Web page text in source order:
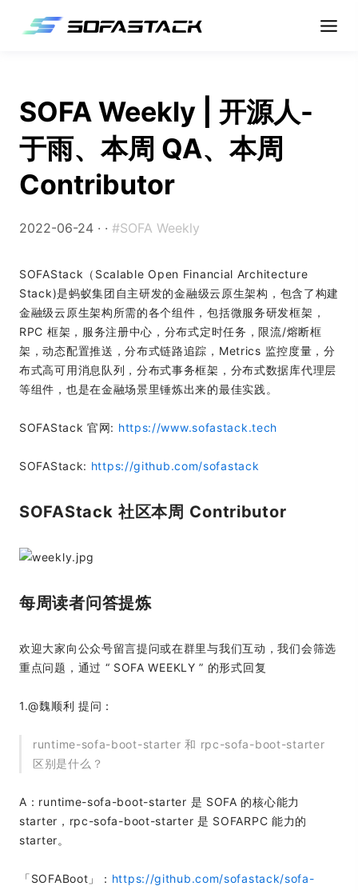
SOFA Weekly | 开源人-
于雨、本周 QA、本周
Contributor
2022-06-24 · · #SOFA Weekly
SOFAStack（Scalable Open Financial Architecture
Stack)是蚂蚁集团自主研发的金融级云原生架构，包含了构建
金融级云原生架构所需的各个组件，包括微服务研发框架，
RPC 框架，服务注册中心，分布式定时任务，限流/熔断框
架，动态配置推送，分布式链路追踪，Metrics 监控度量，分
布式高可用消息队列，分布式事务框架，分布式数据库代理层
等组件，也是在金融场景里锤炼出来的最佳实践。
SOFAStack 官网: https://www.sofastack.tech
SOFAStack: https://github.com/sofastack
SOFAStack 社区本周 Contributor
每周读者问答提炼
欢迎大家向公众号留言提问或在群里与我们互动，我们会筛选
重点问题，通过 “ SOFA WEEKLY ” 的形式回复
1.@魏顺利 提问：
runtime-sofa-boot-starter 和 rpc-sofa-boot-starter
区别是什么？
A：runtime-sofa-boot-starter 是 SOFA 的核心能力
starter，rpc-sofa-boot-starter 是 SOFARPC 能力的
starter。
「SOFABoot」： https://github.com/sofastack/sofa-